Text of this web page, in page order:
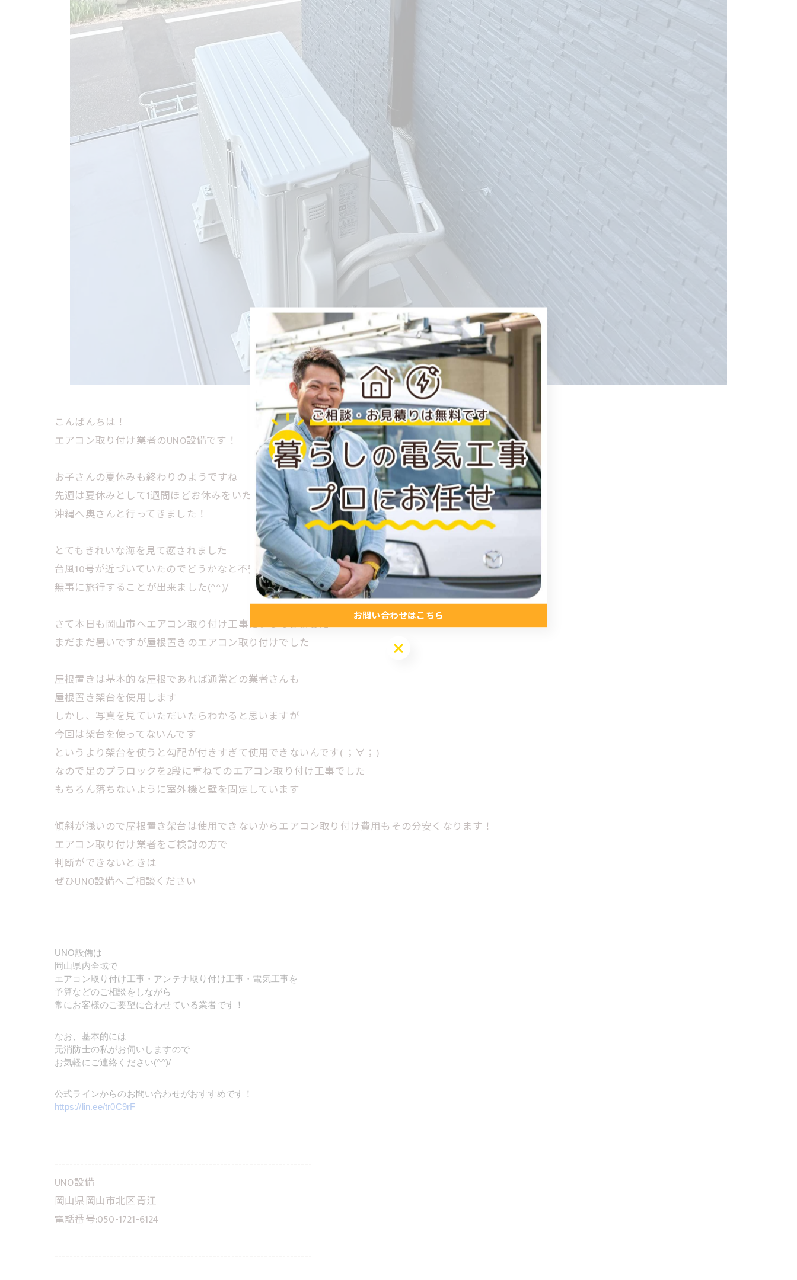
こんばんちは！
エアコン取り付け業者のUNO設備です！
お子さんの夏休みも終わりのようですね
先週は夏休みとして1週間ほどお休みをいただき
沖縄へ奥さんと行ってきました！
とてもきれいな海を見て癒されました
台風10号が近づいていたのでどうかなと不安ではありましたが
無事に旅行することが出来ました(^^)/
さて本日も岡山市へエアコン取り付け工事にいってきました
まだまだ暑いですが屋根置きのエアコン取り付けでした
屋根置きは基本的な屋根であれば通常どの業者さんも
屋根置き架台を使用します
しかし、写真を見ていただいたらわかると思いますが
今回は架台を使ってないんです
というより架台を使うと勾配が付きすぎて使用できないんです( ；∀；)
なので足のプラロックを2段に重ねてのエアコン取り付け工事でした
もちろん落ちないように室外機と壁を固定しています
傾斜が浅いので屋根置き架台は使用できないからエアコン取り付け費用もその分安くなります！
エアコン取り付け業者をご検討の方で
判断ができないときは
ぜひUNO設備へご相談ください
UNO設備は
岡山県内全域で
エアコン取り付け工事・アンテナ取り付け工事・電気工事を
予算などのご相談をしながら
常にお客様のご要望に合わせている業者です！
なお、基本的には
元消防士の私がお伺いしますので
お気軽にご連絡ください(^^)/
公式ラインからのお問い合わせがおすすめです！
https://lin.ee/tr0C9rF
----------------------------------------------------------------------
UNO設備
岡山県岡山市北区青江
電話番号:050-1721-6124
----------------------------------------------------------------------
お問い合わせはこちら
お問い合わせはこちら